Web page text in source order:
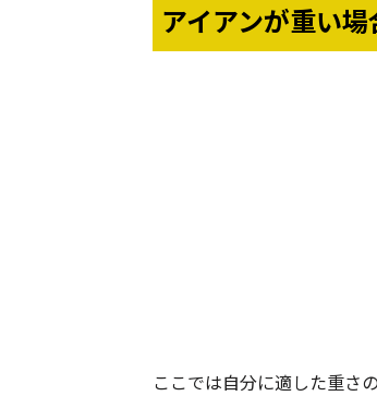
アイアンが重い
ここでは自分に適した重さ